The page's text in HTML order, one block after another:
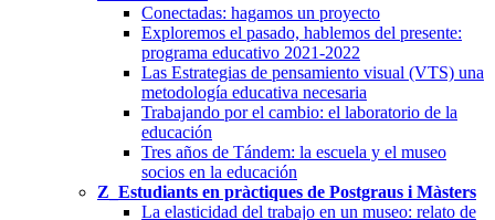
Conectadas: hagamos un proyecto
Exploremos el pasado, hablemos del presente:
programa educativo 2021-2022
Las Estrategias de pensamiento visual (VTS) una
metodología educativa necesaria
Trabajando por el cambio: el laboratorio de la
educación
Tres años de Tándem: la escuela y el museo
socios en la educación
Z_Estudiants en pràctiques de Postgraus i Màsters
La elasticidad del trabajo en un museo: relato de